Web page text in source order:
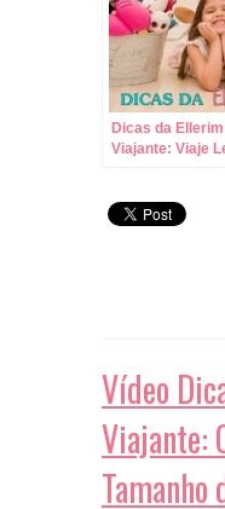
Viagens!
Dicas da Ellerim
Viajante: Viaje
de Rodinhas!
Vídeo
Viajante:
Tamanho